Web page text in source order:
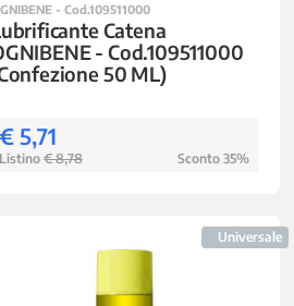
- Cod.109511000
Catena
- Cod.109511000
50 ML)
5,71
€ 8,78 Sconto 35%
Universale